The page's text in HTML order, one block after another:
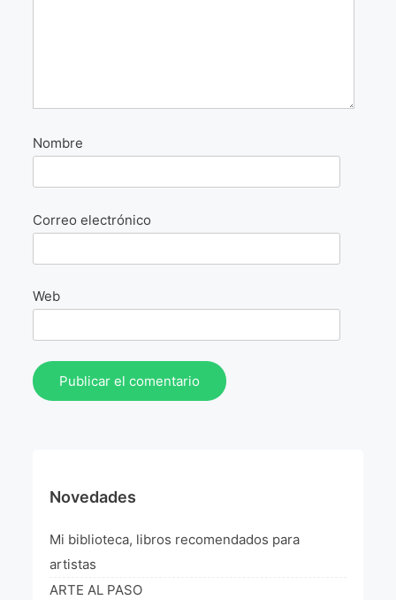
Blog
Nombre
Correo electrónico
Web
Novedades
Mi biblioteca, libros recomendados para
artistas
ARTE AL PASO